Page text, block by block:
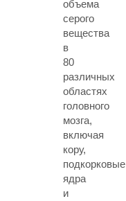
объема
серого
вещества
в
80
различных
областях
головного
мозга,
включая
кору,
подкорковые
ядра
и